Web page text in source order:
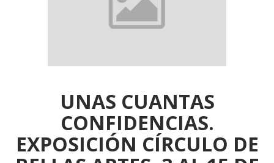
UNAS CUANTAS
CONFIDENCIAS.
EXPOSICIÓN CÍRCULO DE